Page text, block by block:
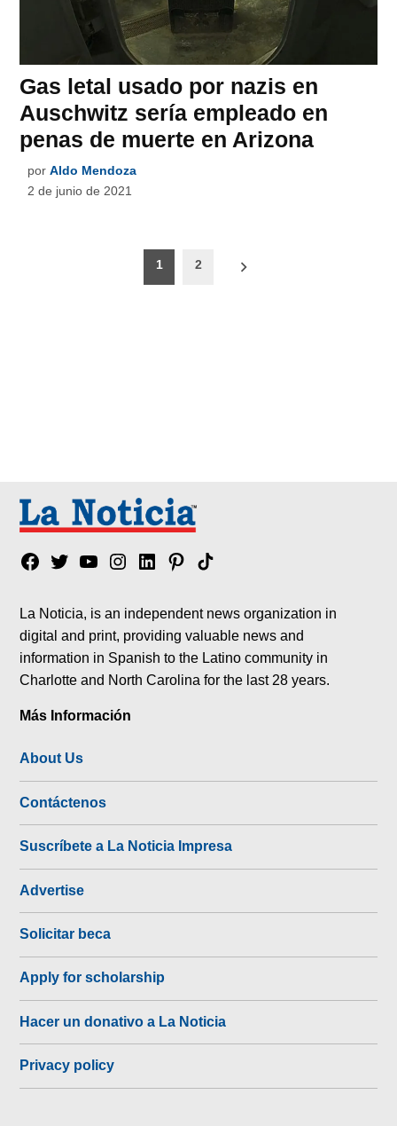
Gas letal usado por nazis en
Auschwitz sería empleado en
penas de muerte en Arizona
por Aldo Mendoza
2 de junio de 2021
1 2
Facebook
TwitterYouTubeInstagram
LinkedinPinterest
Tik
La Noticia, is an independent news organization in
digital and print, providing valuable news and
information in Spanish to the Latino community in
Charlotte and North Carolina for the last 28 years.
Más Información
About Us
Contáctenos
Suscríbete a La Noticia Impresa
Advertise
Solicitar beca
Apply for scholarship
Hacer un donativo a La Noticia
Privacy policy